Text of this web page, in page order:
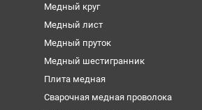
Медный круг
Медный лист
Медный пруток
Медный шестигранник
Плита медная
Сварочная медная проволока